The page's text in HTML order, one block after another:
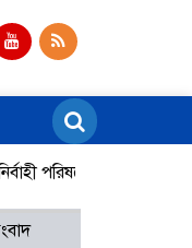
পরিষদের উদ্যোগে উত্তরা